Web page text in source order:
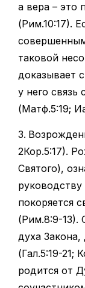
а вера – это
(Рим.10:17).
таковой
доказывает
у него связь
(Матф.5:19;
2Кор.5:17).
Святого),
покоряется
(Рим.8:9-13).
духа
(Гал.5:19-21;
родится от